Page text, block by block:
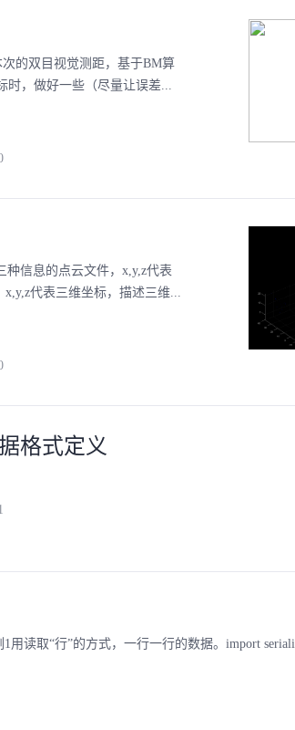
的双目视觉测距，基于BM算
时，做好一些（尽量让误差...
种信息的点云文件，x,y,z代表
代表三维坐标，描述三维...
格式定义
读取“行”的方式，一行一行的数据。import